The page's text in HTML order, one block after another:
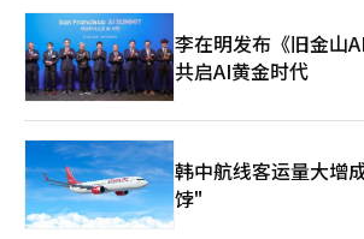
作格局，也让观众得以看到更丰富、立体的生
电影节不仅展示了优秀作品，更凸显了女性导
心价值，这种力量推动影视创作向更深层次、
社会对女性创作者的贡献有了更清晰的认知。 总体来看，第27届
首尔国际女性电影节是一场汇聚女性声音、呈
获得更广泛认可，她们独特的视角也将在影
会文化中产生深远影响。
李在明发布《旧金山
共启AI黄金时代
韩中航线客运量大增
饽"